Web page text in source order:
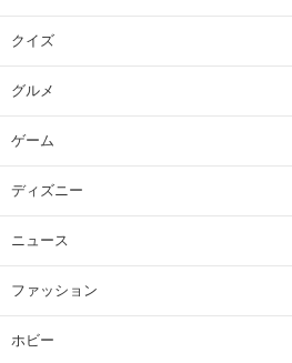
クイズ
グルメ
ゲーム
ディズニー
ニュース
ファッション
ホビー